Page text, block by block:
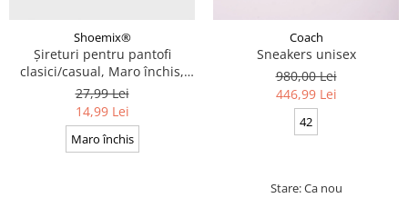
Shoemix®
Șireturi pentru pantofi
clasici/casual, Maro închis,
Cerate, Calitate premium, 110
cm x 0.3 cm
27,99 Lei
14,99 Lei
Maro închis
Coach
Sneakers unisex
980,00 Lei
446,99 Lei
42
Stare: Ca nou